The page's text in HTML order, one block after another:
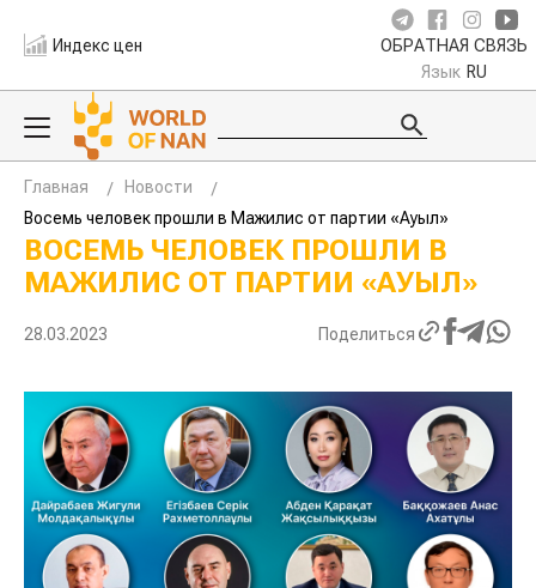
Индекс цен ОБРАТНАЯ СВЯЗЬ
Язык RU
Главная
Новости
Восемь человек прошли в Мажилис от партии «Ауыл»
ВОСЕМЬ ЧЕЛОВЕК ПРОШЛИ В
МАЖИЛИС ОТ ПАРТИИ «АУЫЛ»
28.03.2023 Поделиться